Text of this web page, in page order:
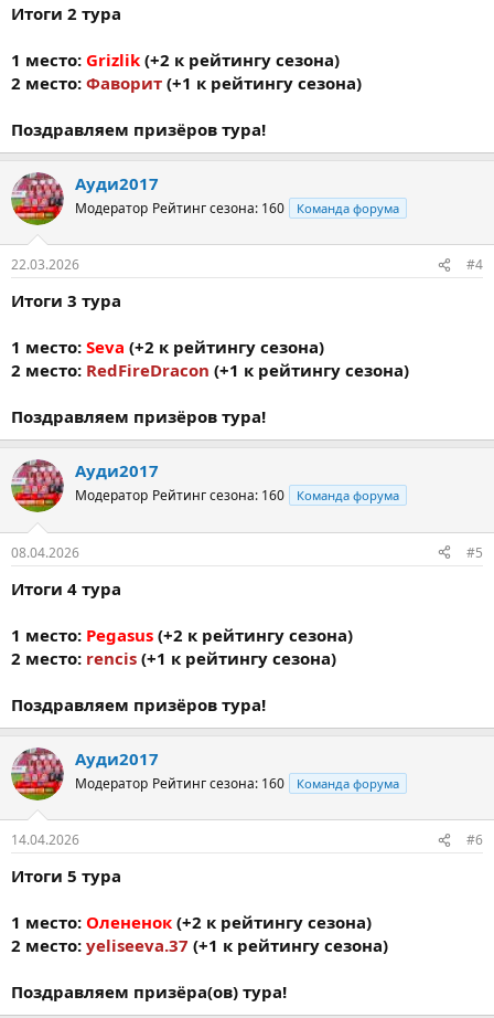
Итоги 2 тура
1 место: Grizlik (+2 к рейтингу сезона)
2 место: Фаворит (+1 к рейтингу сезона)
Поздравляем призёров тура!
Ауди2017
Модератор Рейтинг сезона: 160 Команда форума
22.03.2026 #4
Итоги 3 тура
1 место: Seva (+2 к рейтингу сезона)
2 место: RedFireDracon (+1 к рейтингу сезона)
Поздравляем призёров тура!
Ауди2017
Модератор Рейтинг сезона: 160 Команда форума
08.04.2026 #5
Итоги 4 тура
1 место: Pegasus (+2 к рейтингу сезона)
2 место: rencis (+1 к рейтингу сезона)
Поздравляем призёров тура!
Ауди2017
Модератор Рейтинг сезона: 160 Команда форума
14.04.2026 #6
Итоги 5 тура
1 место: Олененок (+2 к рейтингу сезона)
2 место: yeliseeva.37 (+1 к рейтингу сезона)
Поздравляем призёра(ов) тура!